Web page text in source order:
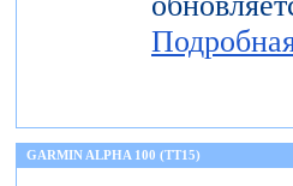
GARMIN ALPHA 100 (TT15)